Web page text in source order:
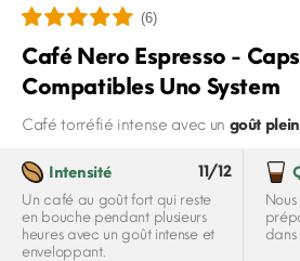
(6)
Café Nero Espresso -
Compatibles Uno System
Café torréfié intense avec un goût
Intensité 11/12
Un café au goût fort qui reste
en bouche pendant plusieurs
heures avec un goût intense et
enveloppant.
dans